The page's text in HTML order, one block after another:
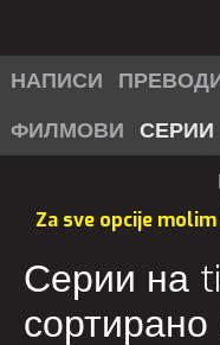
НАПИСИ
ФИЛМОВИ СЕРИИ
Za sve opcije
Серии на